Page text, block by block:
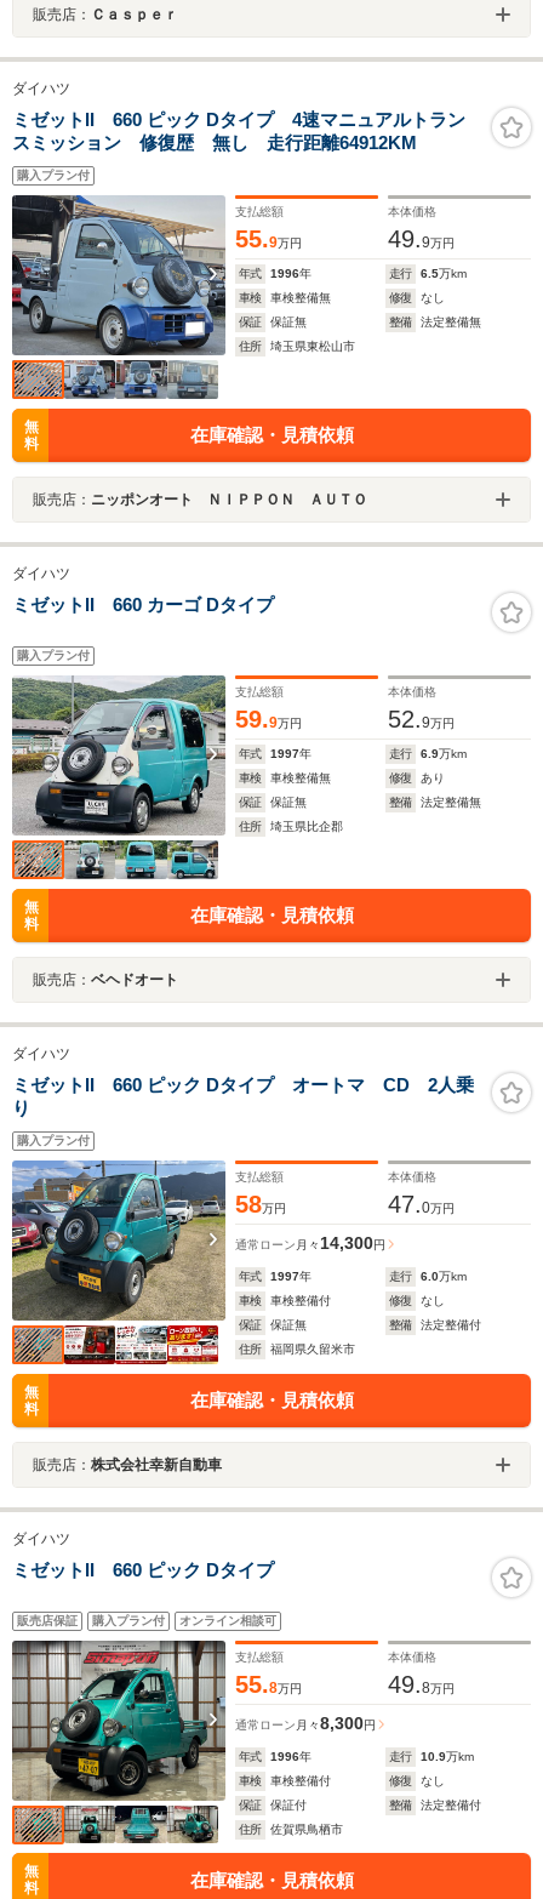
販売店： Ｃａｓｐｅｒ
ダイハツ
ミゼットII 660 ピック Dタイプ 4速マニュアルトラン
スミッション 修復歴 無し 走行距離64912KM
購入プラン付
支払総額
55.9万円
本体価格
49.9万円
年式 1996年 走行 6.5万km
車検
車検整備無 修復
なし
保証
保証無 整備
法定整備無
住所
埼玉県東松山市
無
料
在庫確認・見積依頼
販売店： ニッポンオート ＮＩＰＰＯＮ ＡＵＴＯ
ダイハツ
ミゼットII 660 カーゴ Dタイプ
購入プラン付
支払総額
59.9万円
本体価格
52.9万円
年式 1997年 走行 6.9万km
車検
車検整備無 修復
あり
保証
保証無 整備
法定整備無
住所
埼玉県比企郡
無
料
在庫確認・見積依頼
販売店： ベヘドオート
ダイハツ
ミゼットII 660 ピック Dタイプ オートマ CD 2人乗
り
購入プラン付
支払総額
58万円
本体価格
47.0万円
通常ローン 月々 14,300円
年式 1997年 走行 6.0万km
車検
車検整備付 修復
なし
保証
保証無 整備
法定整備付
住所
福岡県久留米市
無
料
在庫確認・見積依頼
販売店： 株式会社幸新自動車
ダイハツ
ミゼットII 660 ピック Dタイプ
販売店保証 購入プラン付 オンライン相談可
支払総額
55.8万円
本体価格
49.8万円
通常ローン 月々8,300円
年式 1996年 走行 10.9万km
車検
車検整備付 修復
なし
保証
保証付 整備
法定整備付
住所
佐賀県鳥栖市
無
料
在庫確認・見積依頼